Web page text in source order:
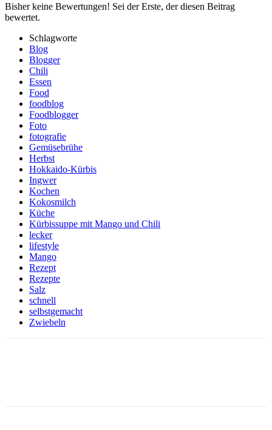
Bisher keine Bewertungen! Sei der Erste, der diesen Beitrag
bewertet.
Schlagworte
Blog
Blogger
Chili
Essen
Food
foodblog
Foodblogger
Foto
fotografie
Gemüsebrühe
Herbst
Hokkaido-Kürbis
Ingwer
Kochen
Kokosmilch
Küche
Kürbissuppe mit Mango und Chili
lecker
lifestyle
Mango
Rezept
Rezepte
Salz
schnell
selbstgemacht
Zwiebeln